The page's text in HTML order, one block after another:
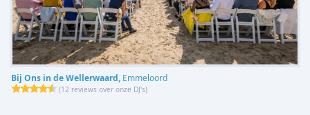
Bij Ons in de Wellerwaard, Emmeloord
(12 reviews over onze DJ's)